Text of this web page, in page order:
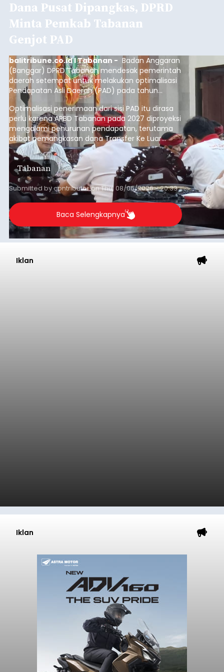
Dana Pusat Dipangkas, DPRD
Minta Pemkab Tabanan
Genjot PAD
balitribune.co.id I Tabanan - Badan Anggaran
(Banggar) DPRD Tabanan mendesak pemerintah
daerah setempat untuk melakukan optimalisasi
Pendapatan Asli Daerah (PAD) pada tahun
anggaran 2027.
Optimalisasi penerimaan dari sisi PAD itu dirasa
perlu karena APBD Tabanan pada 2027 diproyeksi
mengalami penurunan pendapatan, terutama
akibat pemangkasan dana Transfer Ke Luar
Daerah (TKD) dari pemerintah pusat.
Tabanan
Submitted bycontributoronThu, 08/06/2026 - 20:33
Baca Selengkapnya
Iklan
Iklan